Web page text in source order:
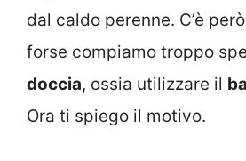
dal caldo perenne. C’è
forse compiamo troppo
doccia, ossia utilizzare il
Ora ti spiego il motivo.